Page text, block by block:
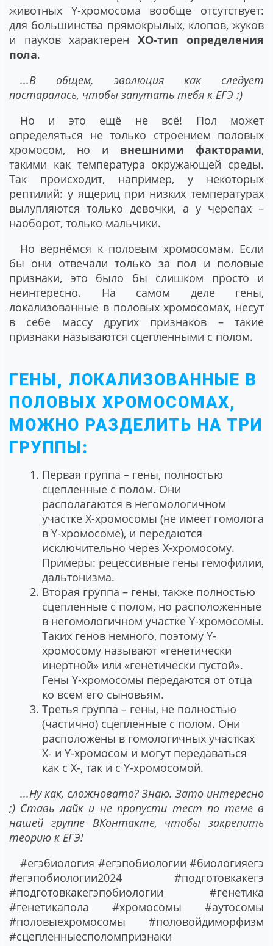
животных Y-хромосома вообще отсутствует:
для большинства прямокрылых, клопов, жуков
и пауков характерен ХО-тип определения
пола.
...В общем, эволюция как следует
постаралась, чтобы запутать тебя к ЕГЭ :)
Но и это ещё не всё! Пол может
определяться не только строением половых
хромосом, но и внешними факторами,
такими как температура окружающей среды.
Так происходит, например, у некоторых
рептилий: у ящериц при низких температурах
вылупляются только девочки, а у черепах –
наоборот, только мальчики.
Но вернёмся к половым хромосомам. Если
бы они отвечали только за пол и половые
признаки, это было бы слишком просто и
неинтересно. На самом деле гены,
локализованные в половых хромосомах, несут
в себе массу других признаков – такие
признаки называются сцепленными с полом.
ГЕНЫ, ЛОКАЛИЗОВАННЫЕ В
ПОЛОВЫХ ХРОМОСОМАХ,
МОЖНО РАЗДЕЛИТЬ НА ТРИ
ГРУППЫ:
Первая группа – гены, полностью
сцепленные с полом. Они
располагаются в негомологичном
участке Х-хромосомы (не имеет гомолога
в Y-хромосоме), и передаются
исключительно через Х-хромосому.
Примеры: рецессивные гены гемофилии,
дальтонизма.
Вторая группа – гены, также полностью
сцепленные с полом, но расположенные
в негомологичном участке Y-хромосомы.
Таких генов немного, поэтому Y-
хромосому называют «генетически
инертной» или «генетически пустой».
Гены Y-хромосомы передаются от отца
ко всем его сыновьям.
Третья группа – гены, не полностью
(частично) сцепленные с полом. Они
расположены в гомологичных участках
X- и Y-хромосом и могут передаваться
как с Х-, так и с Y-хромосомой.
...Ну как, сложновато? Знаю. Зато интересно
;) Ставь лайк и не пропусти тест по теме в
нашей группе ВКонтакте, чтобы закрепить
теорию к ЕГЭ!
#егэбиология #егэпобиологии #биологияегэ
#егэпобиологии2024
#подготовкакегэ
#подготовкакегэпобиологии
#генетика
#генетикапола
#хромосомы
#аутосомы
#половыехромосомы
#половойдиморфизм
#сцепленныесполомпризнаки